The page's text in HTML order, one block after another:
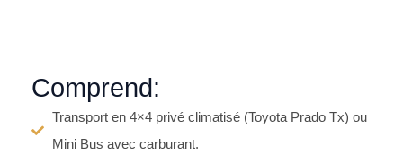
Comprend:
Transport en 4×4 privé climatisé (Toyota Prado Tx) ou
Mini Bus avec carburant.